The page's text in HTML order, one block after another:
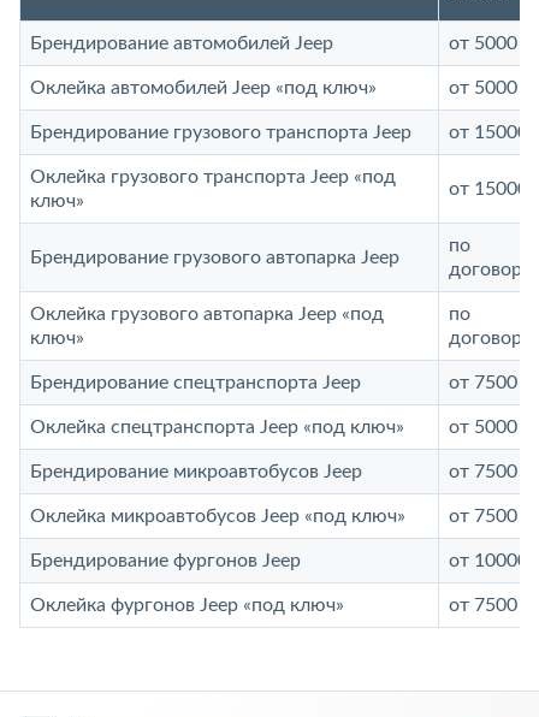
Брендирование автомобилей Jeep от 5000
Оклейка автомобилей Jeep «под ключ» от 5000
Брендирование грузового транспорта Jeep от 15000
Оклейка грузового транспорта Jeep «под
ключ»
от 15000
Брендирование грузового автопарка Jeep
по
Оклейка грузового автопарка Jeep «под
ключ»
по
Брендирование спецтранспорта Jeep от 7500
Оклейка спецтранспорта Jeep «под ключ» от 5000
Брендирование микроавтобусов Jeep от 7500
Оклейка микроавтобусов Jeep «под ключ» от 7500
Брендирование фургонов Jeep от 10000
Оклейка фургонов Jeep «под ключ» от 7500